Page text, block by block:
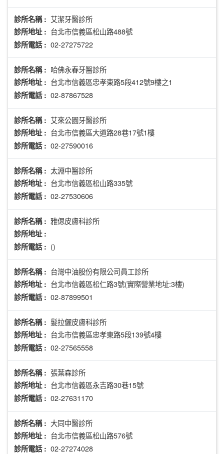
診所名稱 : 艾潔牙醫診所
診所地址 : 台北市信義區松山路488號
診所電話 : 02-27275722
診所名稱 : 哈佛永春牙醫診所
診所地址 : 台北市信義區忠孝東路5段412號9樓之1
診所電話 : 02-87867528
診所名稱 : 艾來公園牙醫診所
診所地址 : 台北市信義區大道路28巷17號1樓
診所電話 : 02-27590016
診所名稱 : 太淵中醫診所
診所地址 : 台北市信義區松山路335號
診所電話 : 02-27530606
診所名稱 : 雅偲皮膚科診所
診所地址 :
診所電話 : ()
診所名稱 : 台灣中油股份有限公司員工診所
診所地址 : 台北市信義區松仁路3號(實際營業地址:3樓)
診所電話 : 02-87899501
診所名稱 : 髮拉儷皮膚科診所
診所地址 : 台北市信義區忠孝東路5段139號4樓
診所電話 : 02-27565558
診所名稱 : 張葉森診所
診所地址 : 台北市信義區永吉路30巷15號
診所電話 : 02-27631170
診所名稱 : 大同中醫診所
診所地址 : 台北市信義區松山路576號
診所電話 : 02-27274028